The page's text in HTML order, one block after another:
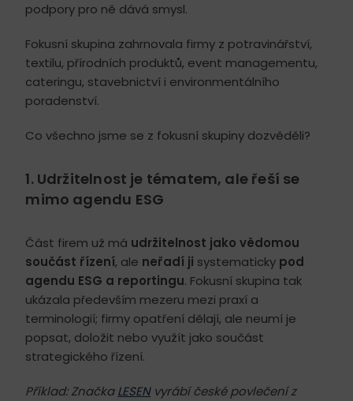
podpory pro ně dává smysl.
Fokusní skupina zahrnovala firmy z potravinářství,
textilu, přírodních produktů, event managementu,
cateringu, stavebnictví i environmentálního
poradenství.
Co všechno jsme se z fokusní skupiny dozvěděli?
1. Udržitelnost je tématem, ale řeší se
mimo agendu ESG
Část firem už má udržitelnost jako vědomou
součást řízení, ale neřadí ji systematicky pod
agendu ESG a reportingu. Fokusní skupina tak
ukázala především mezeru mezi praxí a
terminologií; firmy opatření dělají, ale neumí je
popsat, doložit nebo využít jako součást
strategického řízení.
Příklad: ZnačkaLESENvyrábí české povlečení z